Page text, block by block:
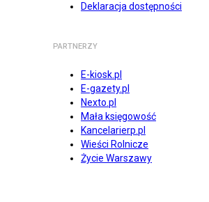
Deklaracja dostępności
PARTNERZY
E-kiosk.pl
E-gazety.pl
Nexto.pl
Mała księgowość
Kancelarierp.pl
Wieści Rolnicze
Życie Warszawy